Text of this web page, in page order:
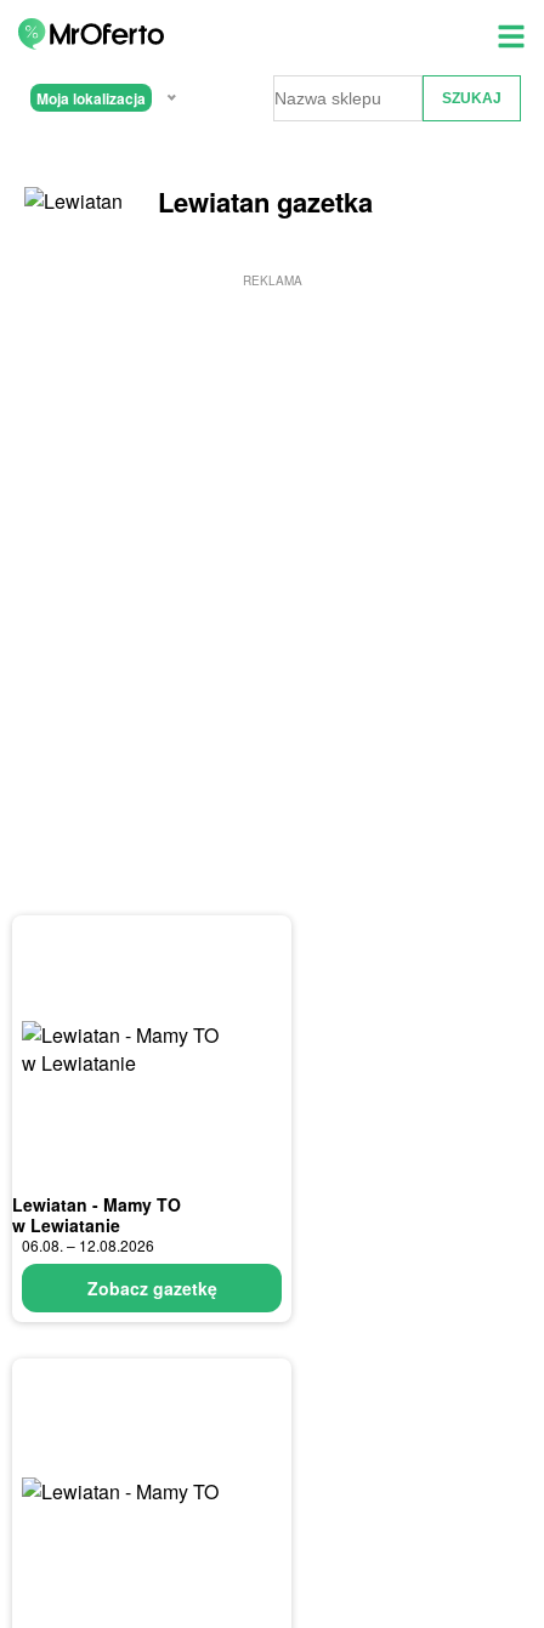
Moja lokalizacja
Lewiatan gazetka
REKLAMA
Lewiatan - Mamy TO
w Lewiatanie
06.08. – 12.08.2026
Zobacz gazetkę